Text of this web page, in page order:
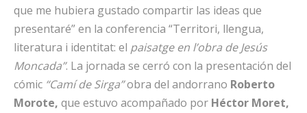
que me hubiera gustado compartir las ideas que
presentaré” en la conferencia “Territori, llengua,
literatura i identitat: el paisatge en l’obra de Jesús
Moncada”. La jornada se cerró con la presentación del
cómic “Camí de Sirga”obra del andorrano Roberto
Morote, que estuvo acompañado por Héctor Moret,